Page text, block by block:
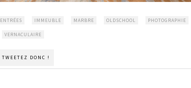
ENTRÉES IMMEUBLE MARBRE OLDSCHOOL PHOTOGRAPHIE
VERNACULAIRE
TWEETEZ DONC !